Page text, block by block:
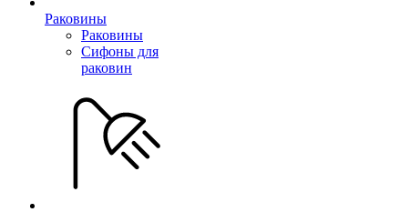
Раковины
Раковины
Сифоны для
раковин